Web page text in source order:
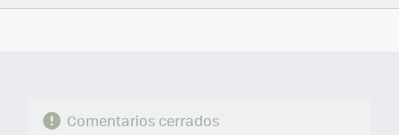
FACEBOOK
TWITTERFLIPBOARD
E-
WHATSAPP
Comentarios cerrados